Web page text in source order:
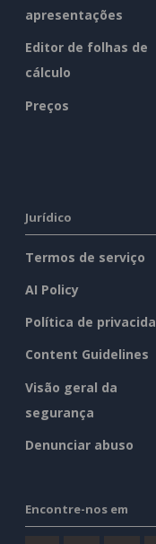
apresentações
Editor de folhas de
cálculo
Preços
Jurídico
Termos de serviço
AI Policy
Política de
Content Guidelines
Visão geral da
segurança
Denunciar abuso
Encontre-nos em